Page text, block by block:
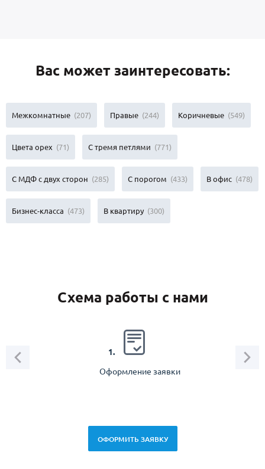
Вас может заинтересовать:
Межкомнатные (207) Правые (244) Коричневые (549)
Цвета орех (71) С тремя петлями (771)
С МДФ с двух сторон (285) С порогом (433) В офис (478)
Бизнес-класса (473) В квартиру (300)
Схема работы с нами
1.
Оформление заявки
ОФОРМИТЬ ЗАЯВКУ